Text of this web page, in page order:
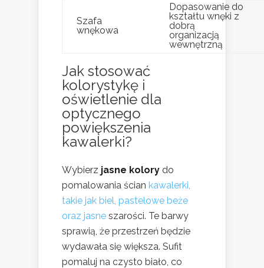
Szafa
wnękowa
Dopasowanie do
kształtu wnęki z
dobrą
organizacją
wewnętrzną
Jak stosować
kolorystykę i
oświetlenie dla
optycznego
powiększenia
kawalerki?
Wybierz jasne kolory do
pomalowania ścian kawalerki,
takie jak biel, pastelowe beże
oraz jasne szarości. Te barwy
sprawią, że przestrzeń będzie
wydawała się większa. Sufit
pomaluj na czysto biało, co